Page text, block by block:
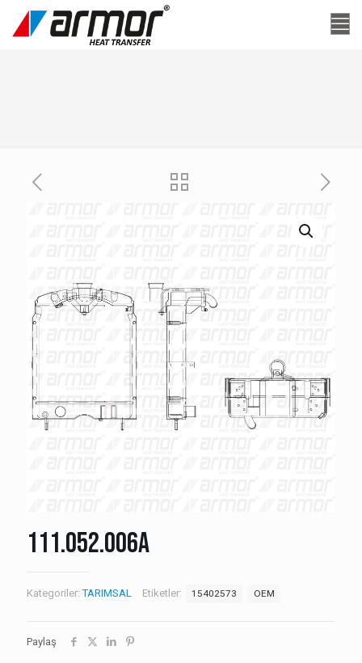
111.052.006A
Kategoriler:TARIMSAL Etiketler: 15402573 OEM
Paylaş